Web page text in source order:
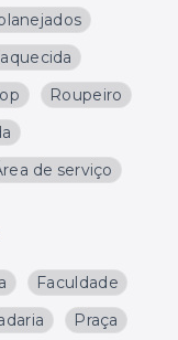
Roupeiro
de serviço
Faculdade
Praça